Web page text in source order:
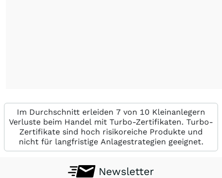
Im Durchschnitt erleiden 7 von 10 Kleinanlegern
Verluste beim Handel mit Turbo-Zertifikaten. Turbo-
Zertifikate sind hoch risikoreiche Produkte und
nicht für langfristige Anlagestrategien geeignet.
Newsletter